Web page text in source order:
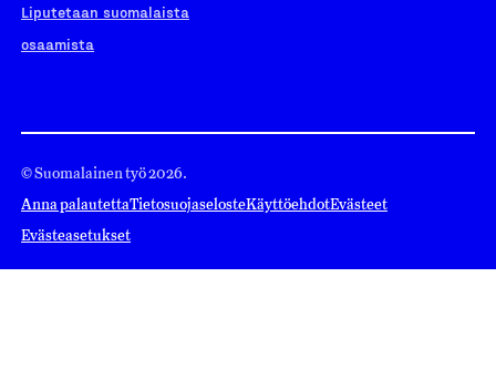
Liputetaan suomalaista
osaamista
© Suomalainen työ 2026.
Anna palautettaTietosuojaselosteKäyttöehdotEvästeet
Evästeasetukset